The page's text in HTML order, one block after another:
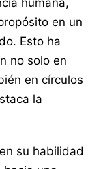
en un
Esto ha
no solo en
en círculos
la
su habilidad